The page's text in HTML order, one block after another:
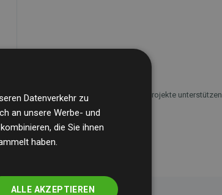
Initiative Websites, die Klimaprojekte unterstützen
Datenverkehr zu
an unsere Werbe- und
die Sie ihnen
haben.
ALLE AKZEPTIEREN